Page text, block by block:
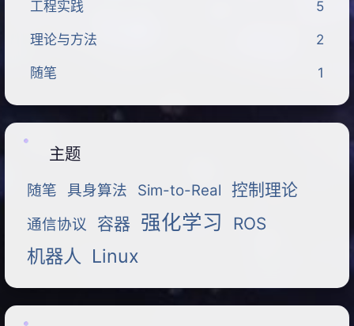
工程实践 5
理论与方法 2
随笔 1
主题
随笔 具身算法 Sim-to-Real 控制理论
通信协议 容器 强化学习 ROS
机器人 Linux